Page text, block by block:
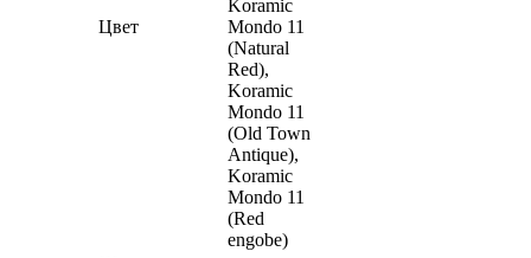
Цвет
Koramic
Mondo 11
(Natural
Red),
Koramic
Mondo 11
(Old Town
Antique),
Koramic
Mondo 11
(Red
engobe)